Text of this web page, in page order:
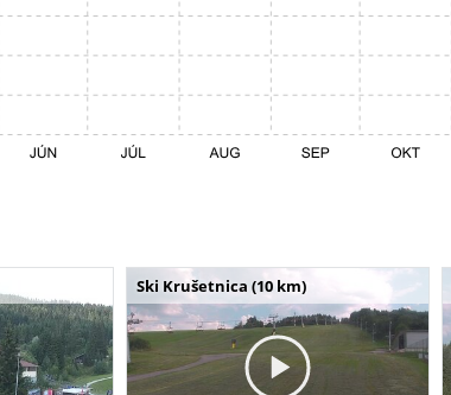
Ski Krušetnica (10 km)